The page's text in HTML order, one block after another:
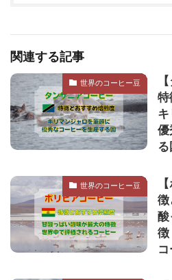
関連する記事
世界のコーヒー豆
特
キ
優
る
世界のコーヒー豆
徴
酸
徴